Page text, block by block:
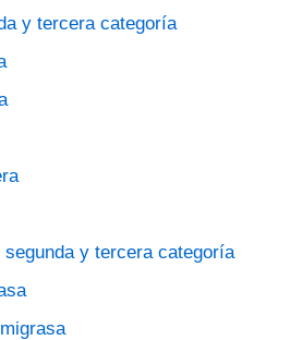
y tercera categoría
y tercera categoría